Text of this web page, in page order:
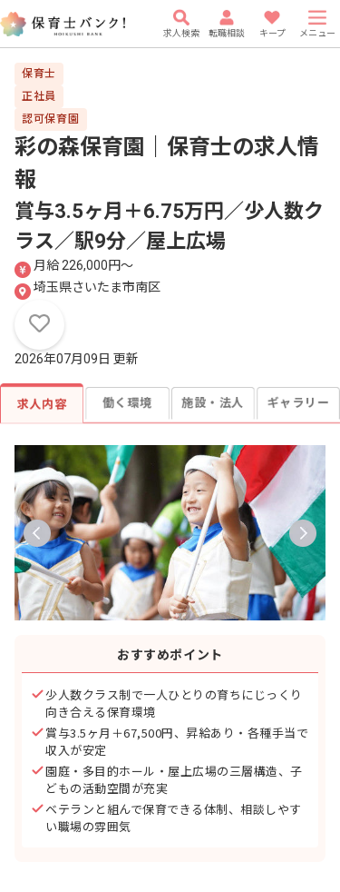
求人検索 転職相談 キープ メニュー
保育士
正社員
認可保育園
彩の森保育園｜保育士の求人情
報
賞与3.5ヶ月＋6.75万円／少人数ク
ラス／駅9分／屋上広場
月給 226,000円〜
埼玉県さいたま市南区
2026年07月09日 更新
求人内容 働く環境 施設・法人 ギャラリー
おすすめポイント
少人数クラス制で一人ひとりの育ちにじっくり
向き合える保育環境
賞与3.5ヶ月＋67,500円、昇給あり・各種手当で
収入が安定
園庭・多目的ホール・屋上広場の三層構造、子
どもの活動空間が充実
ベテランと組んで保育できる体制、相談しやす
い職場の雰囲気